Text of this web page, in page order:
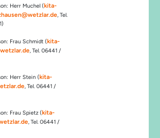
Herr Muchel (kita-
, Tel.
Frau Schmidt (kita-
, Tel. 06441 /
Herr Stein (kita-
, Tel. 06441 /
Frau Spietz (kita-
, Tel. 06441 /